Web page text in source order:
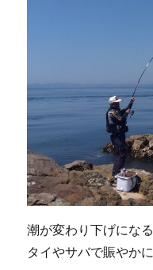
潮が変わり下げにな
タイやサバで賑やか